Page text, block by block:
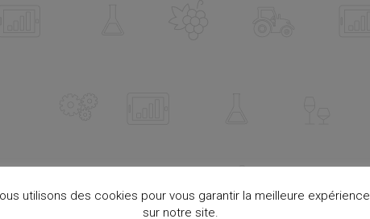
utilisons des cookies pour vous garantir la meilleure expérience
sur notre site.